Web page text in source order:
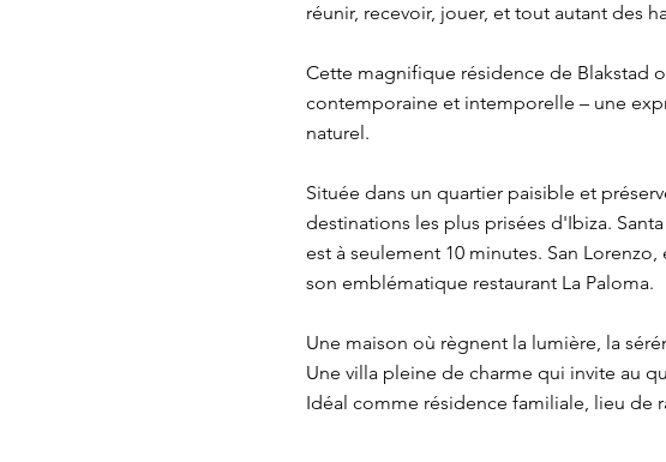
réunir, recevoir, jouer, et tout autant des
Cette magnifique résidence de Blakstad
contemporaine et intemporelle – une
naturel.
Située dans un quartier paisible et
destinations les plus prisées d'Ibiza.
est à seulement 10 minutes. San
son emblématique restaurant La Paloma.
Une maison où règnent la lumière, la
Une villa pleine de charme qui invite au
Idéal comme résidence familiale, lieu de